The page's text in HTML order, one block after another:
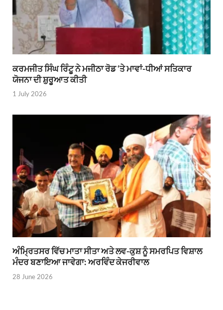
ਕਰਮਜੀਤ ਸਿੰਘ ਰਿੰਟੂ ਨੇ ਮਜੀਠਾ ਰੋਡ ‘ਤੇ ਮਾਵਾਂ-ਧੀਆਂ ਸਤਿਕਾਰ
ਯੋਜਨਾ ਦੀ ਸ਼ੁਰੂਆਤ ਕੀਤੀ
1 July 2026
ਅੰਮ੍ਰਿਤਸਰ ਵਿੱਚ ਮਾਤਾ ਸੀਤਾ ਅਤੇ ਲਵ-ਕੁਸ਼ ਨੂੰ ਸਮਰਪਿਤ ਵਿਸ਼ਾਲ
ਮੰਦਰ ਬਣਾਇਆ ਜਾਵੇਗਾ: ਅਰਵਿੰਦ ਕੇਜਰੀਵਾਲ
28 June 2026